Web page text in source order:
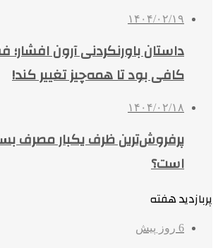
۱۴۰۴/۰۲/۱۹
داستان باورنکردنی آرون
کافی بود تا همه‌چیز تغییر کند!
۱۴۰۴/۰۲/۱۸
پرفروش‌ترین ظرف یکبار مصرف
است؟
پربازدید هفته
6 روز پیش